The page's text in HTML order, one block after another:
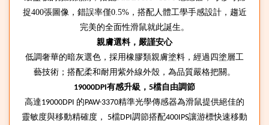
捉400張圖像，錯誤率僅0.5%， 搭配人體工學手感設計，趨近
完美的全面性滑鼠就此誕生。
親膚選料，嚴謹安心
低調奢華的暗灰選色，採用橡膠類親膚塗料，經過四塗層工
藝技術；搭配柔和耐用紫外線外殼，為品質嚴格把關。
19000DPI有感升級， 5檔自由調節
高達19000DPI 的PAW-3370精準光學傳感器為滑鼠提供絕佳的
靈敏度與移動精確度，
5檔DPI調節搭配400IPS讓游標快速移動